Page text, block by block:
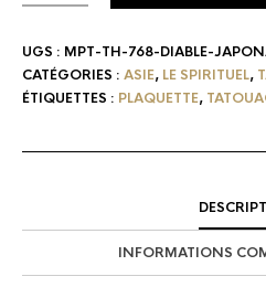
UGS : MPT-TH-768-DIABLE-
CATÉGORIES : ASIE, LE SPIRITUEL,
ÉTIQUETTES : PLAQUETTE,
INFORMATIONS